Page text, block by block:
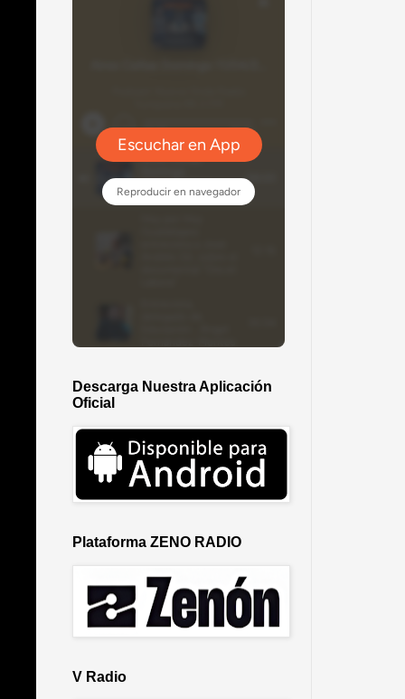
Descarga Nuestra Aplicación
Oficial
Plataforma ZENO RADIO
V Radio